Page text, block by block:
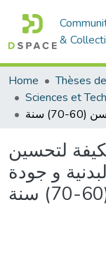
&
Home Thèses
لتحسين
و جودة